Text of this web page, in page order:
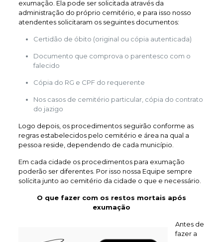
exumação. Ela pode ser solicitada através da
administração do próprio cemitério, e para isso nosso
atendentes solicitaram os seguintes documentos:
Certidão de óbito (original ou cópia autenticada)
Documento que comprova o parentesco com o
falecido
Cópia do RG e CPF do requerente
Nos casos de cemitério particular, cópia do contrato
do jazigo
Logo depois, os procedimentos seguirão conforme as
regras estabelecidos pelo cemitério e área na qual a
pessoa reside, dependendo de cada município.
Em cada cidade os procedimentos para exumação
poderão ser diferentes. Por isso nossa Equipe sempre
solícita junto ao cemitério da cidade o que e necessário.
O que fazer com os restos mortais após
exumação
Antes de
fazer a